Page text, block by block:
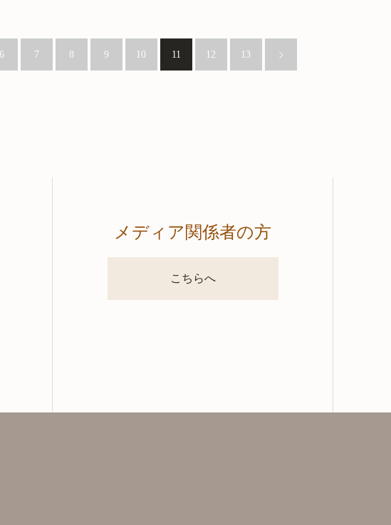
6 7 8 9 10 11 12 13
メディア関係者の方
こちらへ